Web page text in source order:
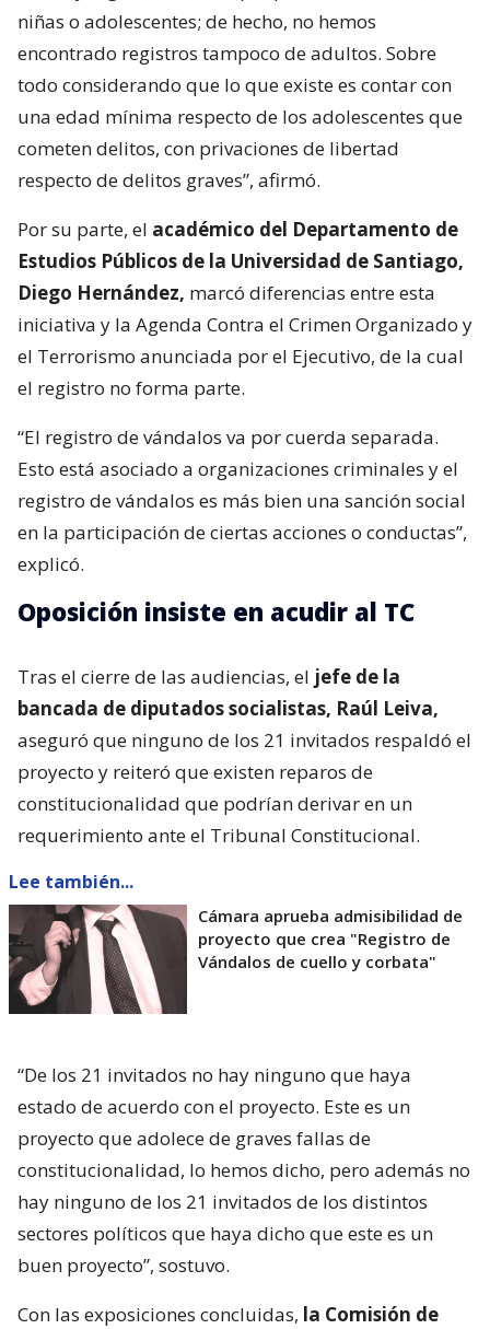
niñas o adolescentes; de hecho, no hemos
encontrado registros tampoco de adultos. Sobre
todo considerando que lo que existe es contar con
una edad mínima respecto de los adolescentes que
cometen delitos, con privaciones de libertad
respecto de delitos graves”, afirmó.
Por su parte, el académico del Departamento de
Estudios Públicos de la Universidad de Santiago,
Diego Hernández, marcó diferencias entre esta
iniciativa y la Agenda Contra el Crimen Organizado y
el Terrorismo anunciada por el Ejecutivo, de la cual
el registro no forma parte.
“El registro de vándalos va por cuerda separada.
Esto está asociado a organizaciones criminales y el
registro de vándalos es más bien una sanción social
en la participación de ciertas acciones o conductas”,
explicó.
Oposición insiste en acudir al TC
Tras el cierre de las audiencias, el jefe de la
bancada de diputados socialistas, Raúl Leiva,
aseguró que ninguno de los 21 invitados respaldó el
proyecto y reiteró que existen reparos de
constitucionalidad que podrían derivar en un
requerimiento ante el Tribunal Constitucional.
Lee también...
Cámara aprueba admisibilidad de
proyecto que crea "Registro de
Vándalos de cuello y corbata"
“De los 21 invitados no hay ninguno que haya
estado de acuerdo con el proyecto. Este es un
proyecto que adolece de graves fallas de
constitucionalidad, lo hemos dicho, pero además no
hay ninguno de los 21 invitados de los distintos
sectores políticos que haya dicho que este es un
buen proyecto”, sostuvo.
Con las exposiciones concluidas, la Comisión de